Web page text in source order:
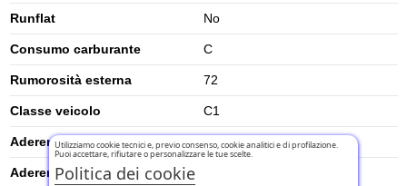
Runflat No
Consumo carburante C
Rumorosità esterna 72
Classe veicolo C1
Aderenza su neve 1
Aderenza su ghiaccio
Utilizziamo cookie tecnici e, previo consenso, cookie analitici e di profilazione.
Puoi accettare, rifiutare o personalizzare le tue scelte.
Politica dei cookie